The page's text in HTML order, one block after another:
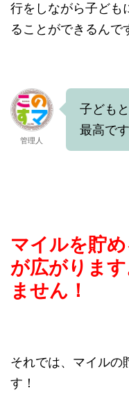
行をしながら子ども
ることができるんで
管理人
子ども
最高です
マイルを貯
が広がりま
ません！
それでは、マイルの
す！